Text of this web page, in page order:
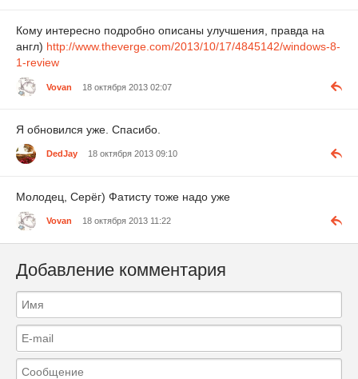
Кому интересно подробно описаны улучшения, правда на
англ) http://www.theverge.com/2013/10/17/4845142/windows-8-
1-review
Vovan 18 октября 2013 02:07
Я обновился уже. Спасибо.
DedJay 18 октября 2013 09:10
Молодец, Серёг) Фатисту тоже надо уже
Vovan 18 октября 2013 11:22
Добавление комментария